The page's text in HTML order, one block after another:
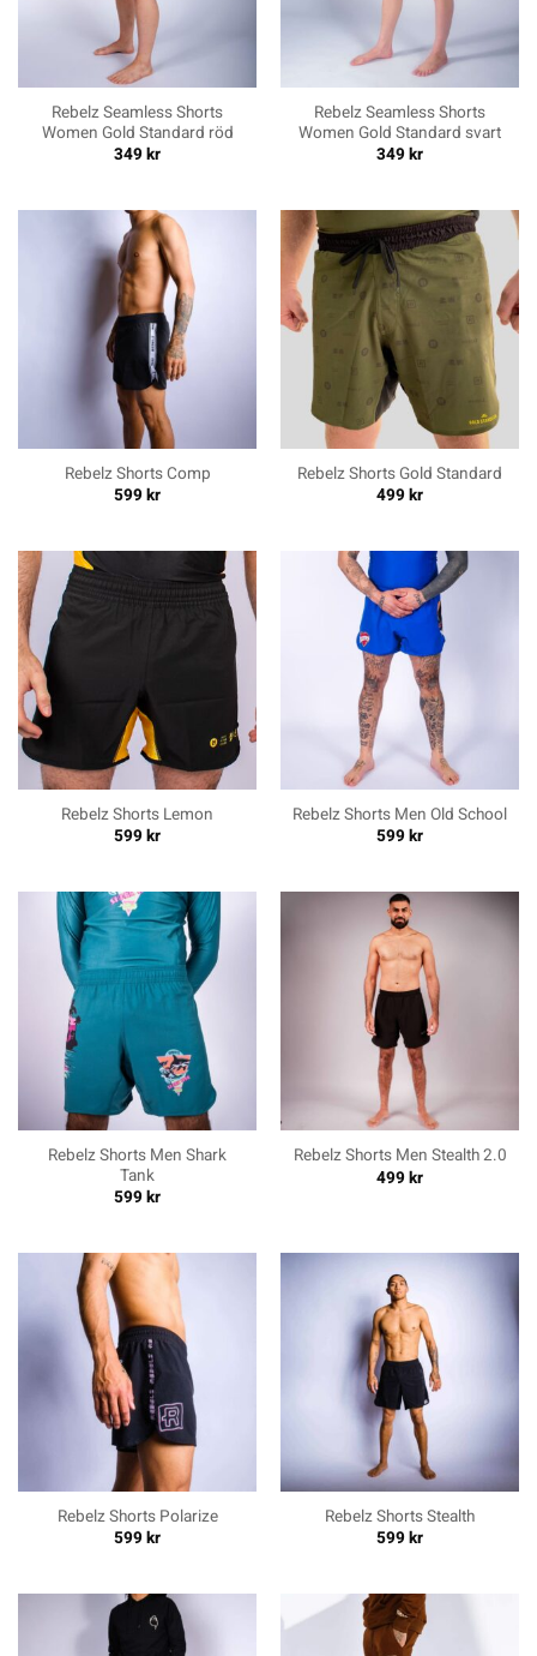
Rebelz Seamless Shorts
Women Gold Standard röd
349kr
Rebelz Seamless Shorts
Women Gold Standard svart
349kr
Rebelz Shorts Comp
599kr
Rebelz Shorts Gold Standard
499kr
Rebelz Shorts Lemon
599kr
Rebelz Shorts Men Old School
599kr
Rebelz Shorts Men Shark
Tank
599kr
Rebelz Shorts Men Stealth 2.0
499kr
Rebelz Shorts Polarize
599kr
Rebelz Shorts Stealth
599kr